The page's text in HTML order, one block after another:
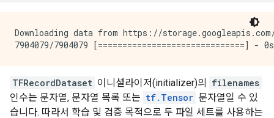
Downloading data from https://
TFRecordDataset 이니셜라이저(initializer)의
filenames
인수는 문자열, 문자열 목록 또는 tf.Tensor 문자열일 수 있
습니다. 따라서 학습 및 검증 목적으로 두 파일 세트를 사용하는